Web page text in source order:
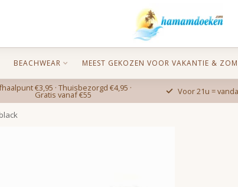
BEACHWEAR MEEST GEKOZEN VOOR VAKANTIE &
€3,95 · Thuisbezorgd €4,95 ·
Gratis vanaf €55 Voor 21u =